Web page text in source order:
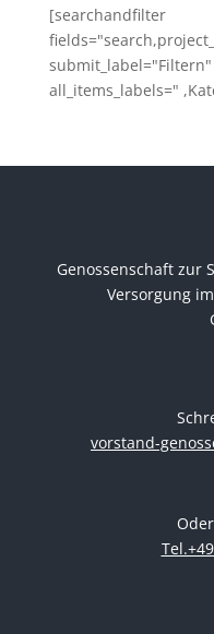
[searchandfilter
all_items_labels="
Genossenschaft zur
Versorgung
vorstand-